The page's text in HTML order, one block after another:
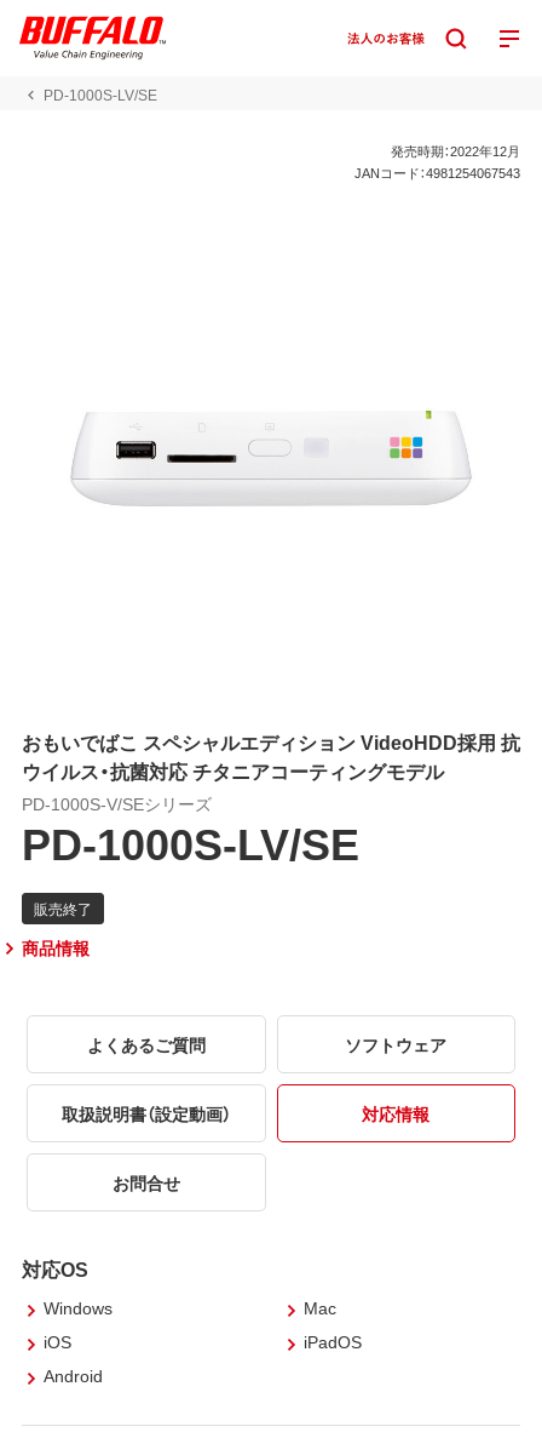
PD-1000S-LV/SE
発売時期：2022年12月
JANコード：4981254067543
おもいでばこ スペシャルエディション VideoHDD採用 抗
ウイルス・抗菌対応 チタニアコーティングモデル
PD-1000S-V/SEシリーズ
PD-1000S-LV/SE
商品情報
よくあるご質問 ソフトウェア
取扱説明書（設定動画） 対応情報
お問合せ
対応OS
Windows
Mac
iOS
iPadOS
Android